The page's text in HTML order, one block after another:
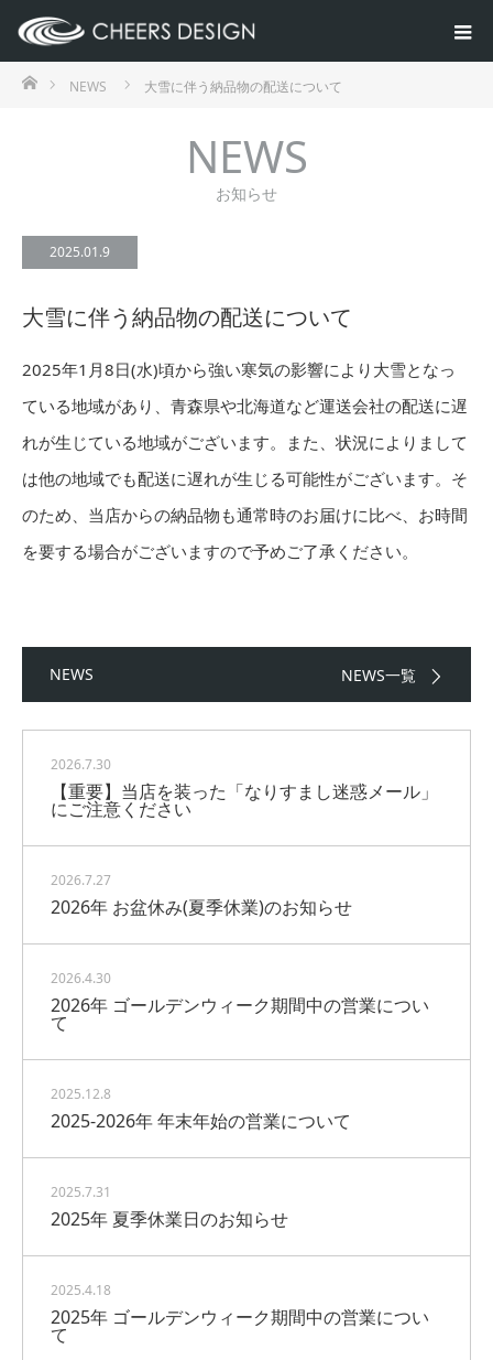
ホームNEWS 大雪に伴う納品物の配送について
NEWS
お知らせ
2025.01.9
大雪に伴う納品物の配送について
2025年1月8日(水)頃から強い寒気の影響により大雪となっ
ている地域があり、青森県や北海道など運送会社の配送に遅
れが生じている地域がございます。また、状況によりまして
は他の地域でも配送に遅れが生じる可能性がございます。そ
のため、当店からの納品物も通常時のお届けに比べ、お時間
を要する場合がございますので予めご了承ください。
NEWS NEWS一覧
2026.7.30
【重要】当店を装った「なりすまし迷惑メール」
にご注意ください
2026.7.27
2026年 お盆休み(夏季休業)のお知らせ
2026.4.30
2026年 ゴールデンウィーク期間中の営業につい
て
2025.12.8
2025-2026年 年末年始の営業について
2025.7.31
2025年 夏季休業日のお知らせ
2025.4.18
2025年 ゴールデンウィーク期間中の営業につい
て